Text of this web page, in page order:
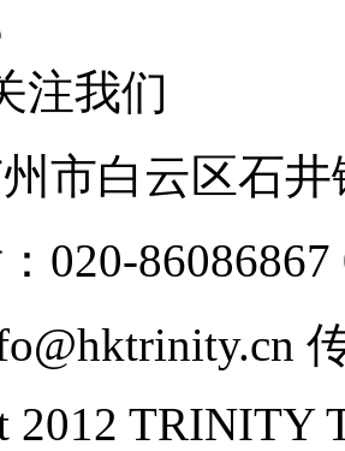
注我们
市白云区石
020-86086867
2012 TRINITY